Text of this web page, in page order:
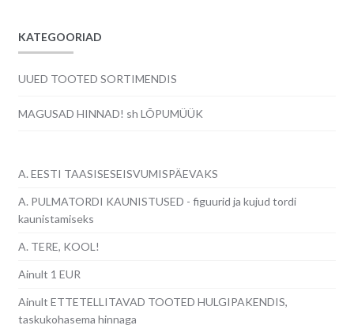
KATEGOORIAD
UUED TOOTED SORTIMENDIS
MAGUSAD HINNAD! sh LÕPUMÜÜK
A. EESTI TAASISESEISVUMISPÄEVAKS
A. PULMATORDI KAUNISTUSED - figuurid ja kujud tordi
kaunistamiseks
A. TERE, KOOL!
Ainult 1 EUR
Ainult ETTETELLITAVAD TOOTED HULGIPAKENDIS,
taskukohasema hinnaga